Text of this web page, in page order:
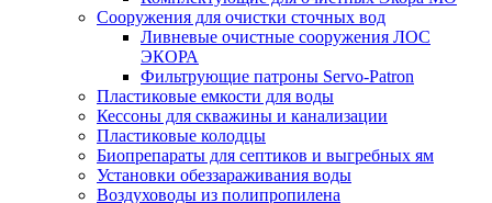
Сооружения для очистки сточных вод
Ливневые очистные сооружения ЛОС
ЭКОРА
Фильтрующие патроны Servo-Patron
Пластиковые емкости для воды
Кессоны для скважины и канализации
Пластиковые колодцы
Биопрепараты для септиков и выгребных ям
Установки обеззараживания воды
Воздуховоды из полипропилена